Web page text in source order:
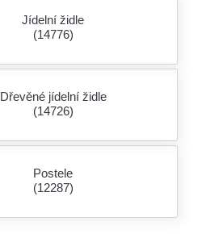
Jídelní židle
(14776)
Dřevěné jídelní židle
(14726)
Postele
(12287)